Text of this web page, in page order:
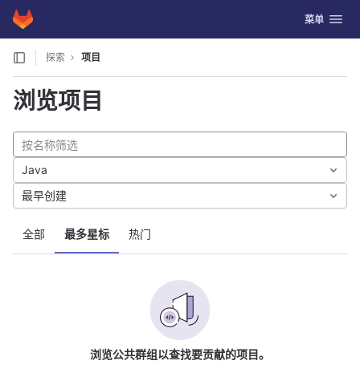
Skip to content
GitLab 切换导航
菜单
探索 项目
浏览项目
全部 最多星标 热门
Java
最早创建
浏览公共群组以查找要贡献的项目。